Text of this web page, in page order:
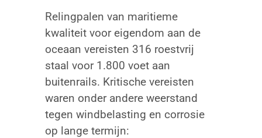
Relingpalen van maritieme
kwaliteit voor eigendom aan de
oceaan vereisten 316 roestvrij
staal voor 1.800 voet aan
buitenrails. Kritische vereisten
waren onder andere weerstand
tegen windbelasting en corrosie
op lange termijn: